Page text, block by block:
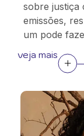
sobre justiça
emissões,
um pode
veja mais